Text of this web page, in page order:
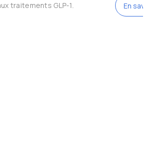
traitements GLP-1.
En